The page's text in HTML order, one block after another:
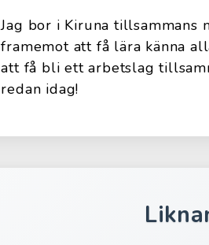
Jag bor i Kiruna tillsammans
framemot att få lära känna
att få bli ett arbetslag
redan idag!